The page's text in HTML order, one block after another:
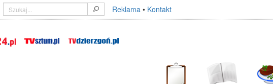
Reklama • Kontakt